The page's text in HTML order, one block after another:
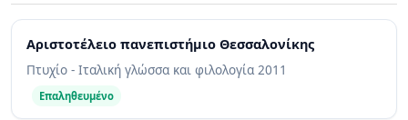
Αριστοτέλειο πανεπιστήμιο Θεσσαλονίκης
Πτυχίο - Ιταλική γλώσσα και φιλολογία 2011
Επαληθευμένο